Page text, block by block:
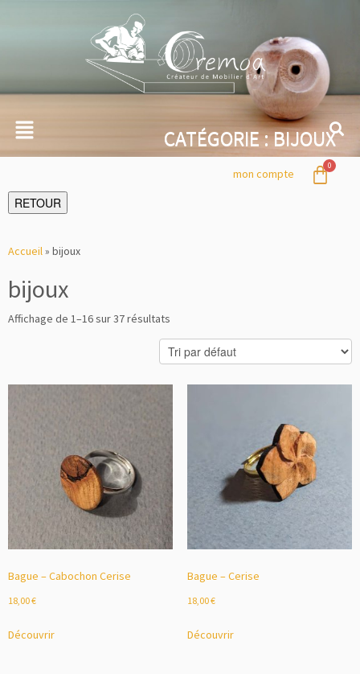
CATÉGORIE :BIJOUX
mon compte
RETOUR
Accueil» bijoux
bijoux
Affichage de 1–16 sur 37 résultats
Bague – Cabochon Cerise
18,00€
Découvrir
Bague – Cerise
18,00€
Découvrir